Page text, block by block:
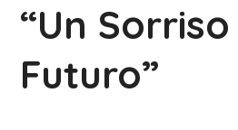
“Un
Futuro”